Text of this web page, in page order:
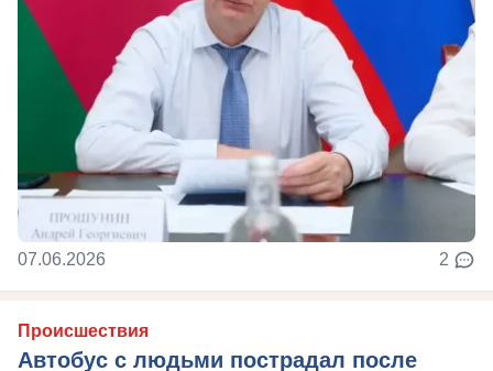
07.06.2026 2
Происшествия
Автобус с людьми пострадал после